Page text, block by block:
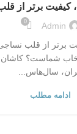
کیفیت برتر از
Admin
0
برتر از قلب
شماست؟
سال‌هاس...
ادامه مطلب